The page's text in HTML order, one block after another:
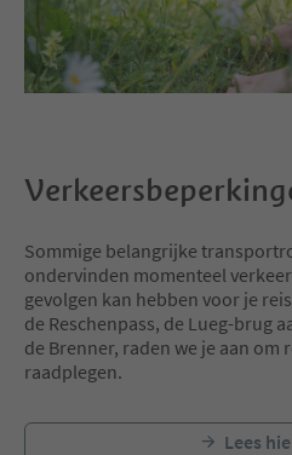
Sommige belangrijke
ondervinden momenteel
gevolgen kan hebben voor je
de Reschenpass, de Lueg-brug
de Brenner, raden we je aan om
raadplegen.
Lees